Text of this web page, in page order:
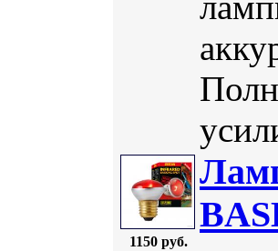
1150 руб.